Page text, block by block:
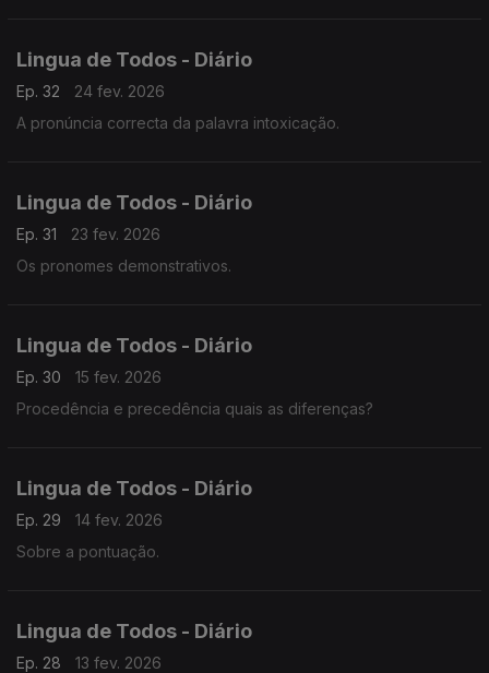
Lingua de Todos - Diário
Ep. 32
24 fev. 2026
A pronúncia correcta da palavra intoxicação.
Lingua de Todos - Diário
Ep. 31
23 fev. 2026
Os pronomes demonstrativos.
Lingua de Todos - Diário
Ep. 30
15 fev. 2026
Procedência e precedência quais as diferenças?
Lingua de Todos - Diário
Ep. 29
14 fev. 2026
Sobre a pontuação.
Lingua de Todos - Diário
Ep. 28
13 fev. 2026